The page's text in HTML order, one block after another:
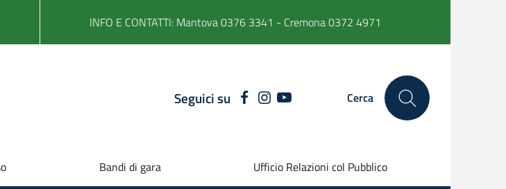
INFO E CONTATTI: Mantova 0376 3341 - Cremona 0372 4971
Seguici suFACEBOOKINSTAGRAM
YOUTUBE Cerca
Bandi di gara Ufficio Relazioni col Pubblico